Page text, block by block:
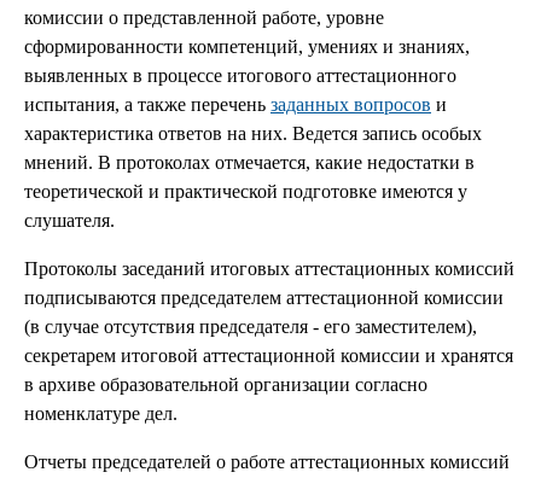
комиссии о представленной работе, уровне
сформированности компетенций, умениях и знаниях,
выявленных в процессе итогового аттестационного
испытания, а также перечень заданных вопросов и
характеристика ответов на них. Ведется запись особых
мнений. В протоколах отмечается, какие недостатки в
теоретической и практической подготовке имеются у
слушателя.
Протоколы заседаний итоговых аттестационных комиссий
подписываются председателем аттестационной комиссии
(в случае отсутствия председателя - его заместителем),
секретарем итоговой аттестационной комиссии и хранятся
в архиве образовательной организации согласно
номенклатуре дел.
Отчеты председателей о работе аттестационных комиссий